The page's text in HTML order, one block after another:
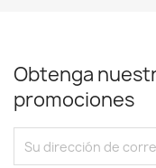
Obtenga
promociones